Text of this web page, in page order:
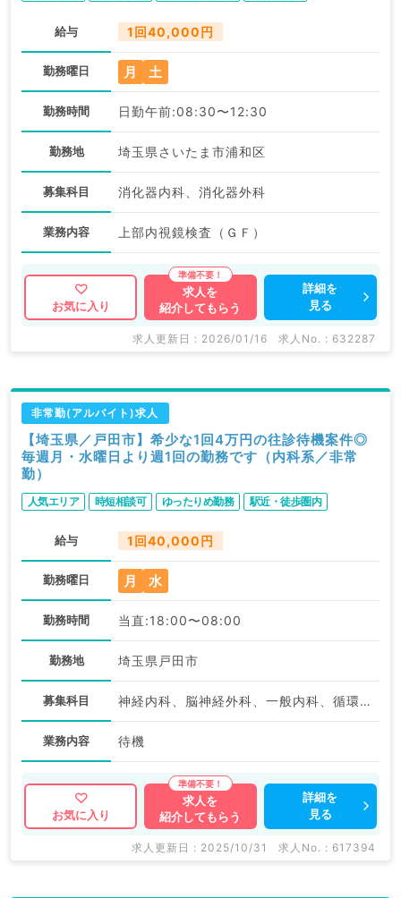
給与 1回40,000円
勤務曜日 月 土
勤務時間 日勤午前:08:30〜12:30
勤務地 埼玉県さいたま市浦和区
募集科目 消化器内科、消化器外科
業務内容 上部内視鏡検査（ＧＦ）
お気に入り
求人を
紹介してもらう
詳細を
見る
求人更新日 : 2026/01/16 求人No. : 632287
非常勤(アルバイト)求人
【埼玉県／戸田市】希少な1回4万円の往診待機案件◎
毎週月・水曜日より週1回の勤務です（内科系／非常
勤）
人気エリア 時短相談可 ゆったりめ勤務 駅近・徒歩圏内
給与 1回40,000円
勤務曜日 月 水
勤務時間 当直:18:00〜08:00
勤務地 埼玉県戸田市
募集科目 神経内科、脳神経外科、一般内科、循環器内科、呼吸器内科、消化器内科、内分泌・代謝内科、腎臓内科、老年内科、血液内科、外科系全般、一般外科、膠原病科
業務内容 待機
お気に入り
求人を
紹介してもらう
詳細を
見る
求人更新日 : 2025/10/31 求人No. : 617394